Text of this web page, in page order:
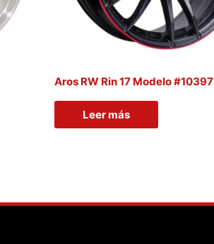
Aros RW Rin 17 Modelo #10397
Leer más